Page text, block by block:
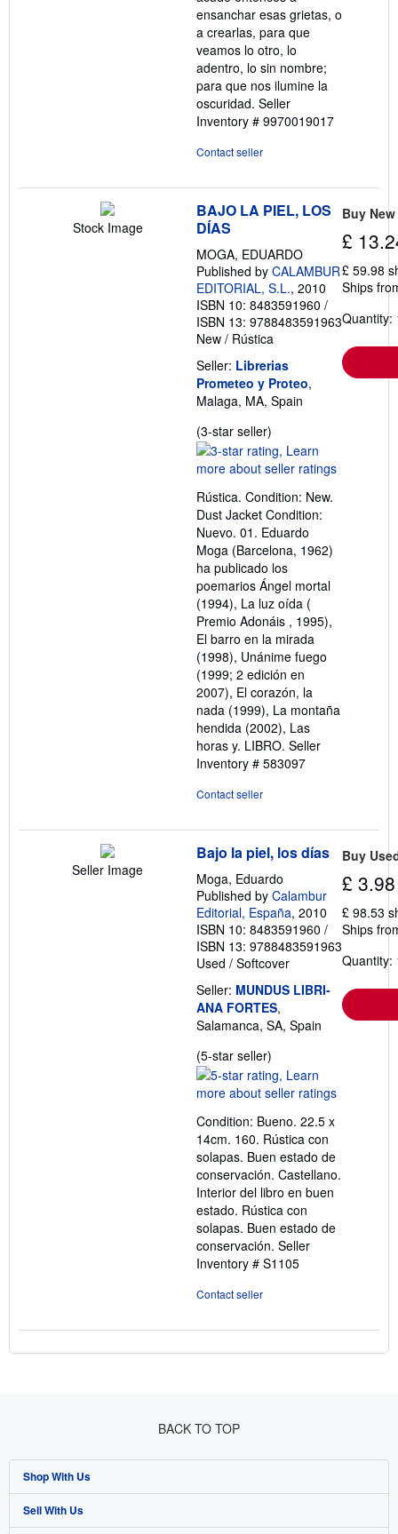
ensanchar esas grietas, o
a crearlas, para que
veamos lo otro, lo
adentro, lo sin nombre;
para que nos ilumine la
oscuridad. Seller
Inventory # 9970019017
Contact seller
Stock Image
BAJO LA PIEL, LOS
DÍAS
MOGA, EDUARDO
Published by CALAMBUR
EDITORIAL, S.L., 2010
ISBN 10: 8483591960 /
ISBN 13: 9788483591963
New / Rústica
Seller: Librerias
Prometeo y Proteo,
Malaga, MA, Spain
(3-star seller)
rating
3
of
5
stars
Rústica. Condition: New.
Dust Jacket Condition:
Nuevo. 01. Eduardo
Moga (Barcelona, 1962)
ha publicado los
poemarios Ángel mortal
(1994), La luz oída (
Premio Adonáis , 1995),
El barro en la mirada
(1998), Unánime fuego
(1999; 2 edición en
2007), El corazón, la
nada (1999), La montaña
hendida (2002), Las
horas y. LIBRO. Seller
Inventory # 583097
Contact seller
Buy New
£
£ 59.98
Ships
Quantity:
Seller Image
Bajo la piel, los días
Moga, Eduardo
Published by Calambur
Editorial, España, 2010
ISBN 10: 8483591960 /
ISBN 13: 9788483591963
Used / Softcover
Seller: MUNDUS LIBRI-
ANA FORTES,
Salamanca, SA, Spain
(5-star seller)
rating
5
of
5
stars
Condition: Bueno. 22.5 x
14cm. 160. Rústica con
solapas. Buen estado de
conservación. Castellano.
Interior del libro en buen
estado. Rústica con
solapas. Buen estado de
conservación. Seller
Inventory # S1105
Contact seller
Buy
£ 3.98
£ 98.53
Ships
Quantity:
BACK TO TOP
Shop With Us
Advanced Search
Sell With Us